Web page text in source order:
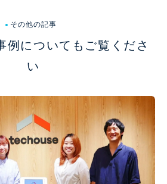
その他の記事
例についてもご覧くださ
い